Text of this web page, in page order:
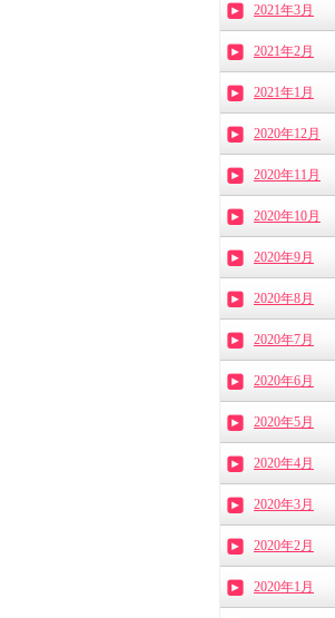
2021年3月
2021年2月
2021年1月
2020年12月
2020年11月
2020年10月
2020年9月
2020年8月
2020年7月
2020年6月
2020年5月
2020年4月
2020年3月
2020年2月
2020年1月